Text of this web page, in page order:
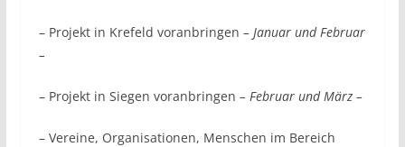
– Projekt in Krefeld voranbringen – Januar und Februar
–
– Projekt in Siegen voranbringen – Februar und März –
– Vereine, Organisationen, Menschen im Bereich